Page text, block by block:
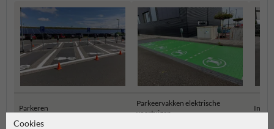
Parkeren
Parkeervakken elektrische
voertuigen
Cookies